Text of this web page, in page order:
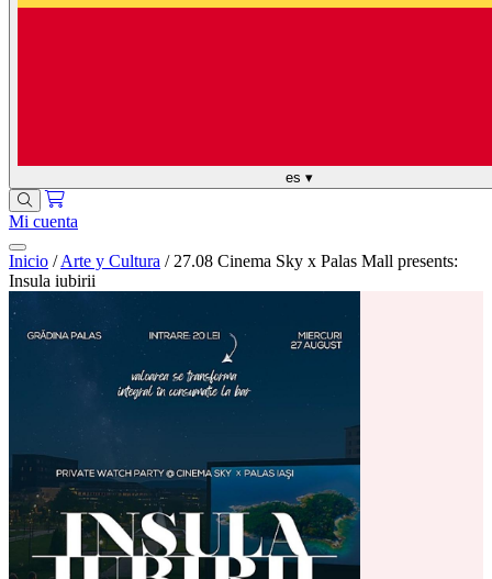
es ▾
Mi cuenta
Inicio / Arte y Cultura / 27.08 Cinema Sky x Palas Mall presents:
Insula iubirii